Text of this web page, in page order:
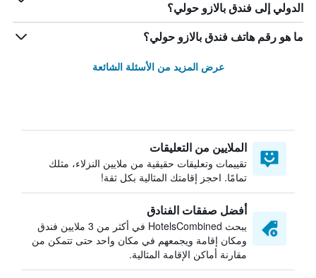
الدولي إلى فندق بالازو حولي؟
ما هو رقم هاتف فندق بالازو حولي؟
عرض المزيد من الأسئلة الشائعة
الملايين من التعليقات
تقييمات وتعليقات حقيقية من ملايين النزلاء، مثلك
تمامًا. احجز إقامتك المثالية بكل ثقة!
أفضل صفقات الفنادق
يبحث HotelsCombined في أكثر من 3 ملايين فندق
ومكان إقامة ويجمعهم في مكان واحد حتى تتمكن من
مقارنة أماكن الإقامة المثالية.